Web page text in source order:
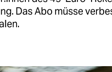
Das Abo müsse